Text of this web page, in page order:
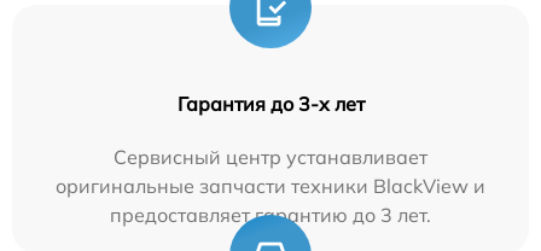
Гарантия до 3-х лет
Сервисный центр устанавливает
оригинальные запчасти техники BlackView и
предоставляет гарантию до 3 лет.